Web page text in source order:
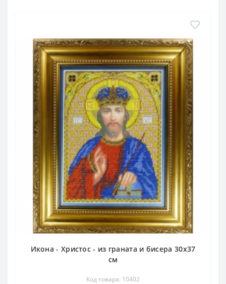
Икона - Христос - из граната и бисера 30х37
см
Код товара: 10402